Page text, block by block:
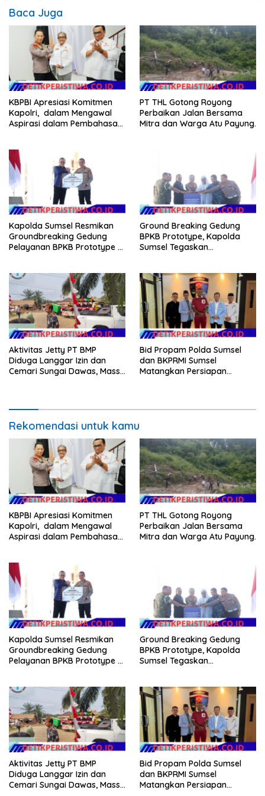
Baca Juga
KBPBI Apresiasi Komitmen
Kapolri, dalam Mengawal
Aspirasi dalam Pembahasan
PT THL Gotong Royong
Perbaikan Jalan Bersama
Mitra dan Warga Atu Payung.
Kapolda Sumsel Resmikan
Groundbreaking Gedung
Pelayanan BPKB Prototype di
Ground Breaking Gedung
BPKB Prototype, Kapolda
Sumsel Tegaskan
Aktivitas Jetty PT BMP
Diduga Langgar Izin dan
Cemari Sungai Dawas, Massa
Bid Propam Polda Sumsel
dan BKPRMI Sumsel
Matangkan Persiapan
Rekomendasi untuk kamu
KBPBI Apresiasi Komitmen
Kapolri, dalam Mengawal
Aspirasi dalam Pembahasan
PT THL Gotong Royong
Perbaikan Jalan Bersama
Mitra dan Warga Atu Payung.
Kapolda Sumsel Resmikan
Groundbreaking Gedung
Pelayanan BPKB Prototype di
Ground Breaking Gedung
BPKB Prototype, Kapolda
Sumsel Tegaskan
Aktivitas Jetty PT BMP
Diduga Langgar Izin dan
Cemari Sungai Dawas, Massa
Bid Propam Polda Sumsel
dan BKPRMI Sumsel
Matangkan Persiapan